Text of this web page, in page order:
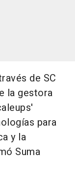
de SC
la gestora
para
y la
Suma